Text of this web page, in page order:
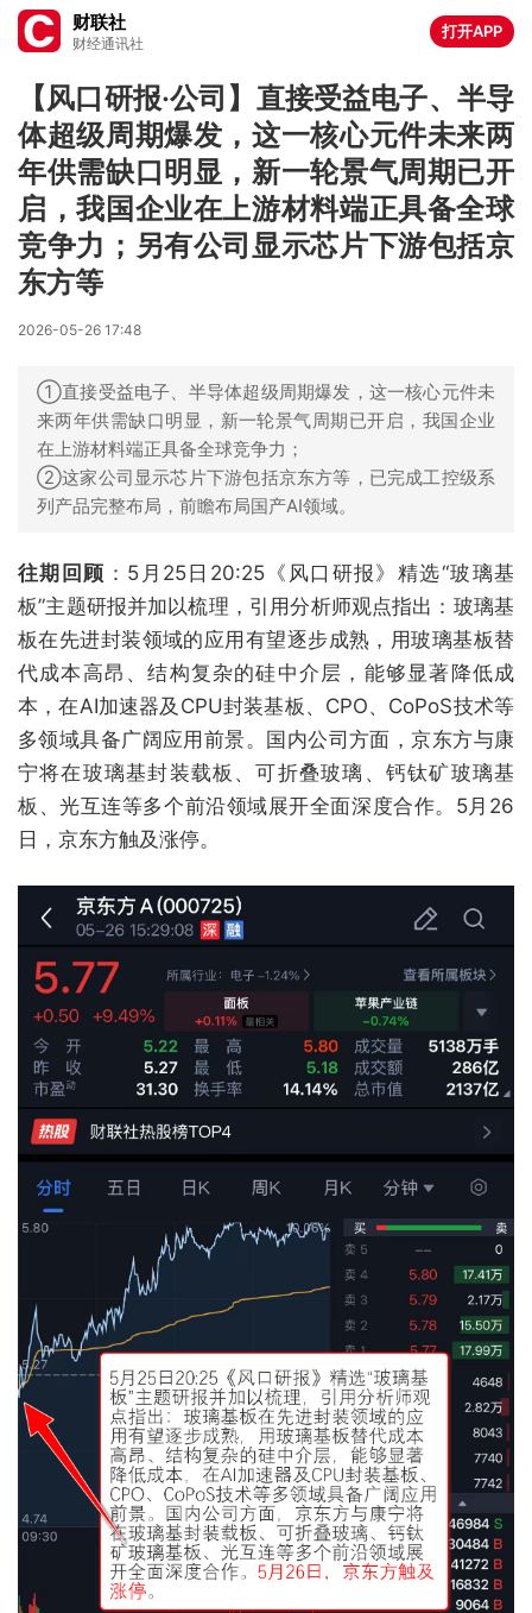
财联社
财经通讯社
打开APP
【风口研报·公司】直接受益电子、半导
体超级周期爆发，这一核心元件未来两
年供需缺口明显，新一轮景气周期已开
启，我国企业在上游材料端正具备全球
竞争力；另有公司显示芯片下游包括京
东方等
2026-05-26 17:48
①直接受益电子、半导体超级周期爆发，这一核心元件未
来两年供需缺口明显，新一轮景气周期已开启，我国企业
在上游材料端正具备全球竞争力；
②这家公司显示芯片下游包括京东方等，已完成工控级系
列产品完整布局，前瞻布局国产AI领域。
往期回顾 ：5月25日20:25《风口研报》精选“玻璃基
板”主题研报并加以梳理，引用分析师观点指出：玻璃基
板在先进封装领域的应用有望逐步成熟，用玻璃基板替
代成本高昂、结构复杂的硅中介层，能够显著降低成
本，在AI加速器及CPU封装基板、CPO、CoPoS技术等
多领域具备广阔应用前景。国内公司方面，京东方与康
宁将在玻璃基封装载板、可折叠玻璃、钙钛矿玻璃基
板、光互连等多个前沿领域展开全面深度合作。5月26
日，京东方触及涨停。